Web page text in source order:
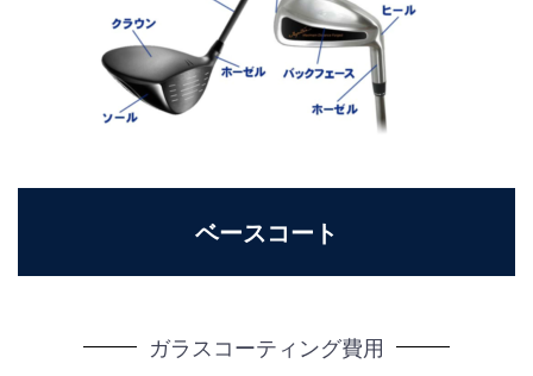
ベースコート
ガラスコーティング費用